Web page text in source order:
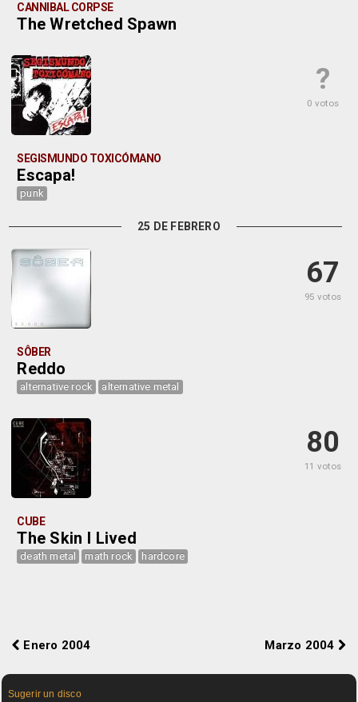
CANNIBAL CORPSE
The Wretched Spawn
?
0 votos
SEGISMUNDO TOXICÓMANO
Escapa!
punk
25 DE FEBRERO
67
95 votos
SÔBER
Reddo
alternative rock alternative metal
80
11 votos
CUBE
The Skin I Lived
death metal math rock hardcore
Enero 2004 Marzo 2004
Sugerir un disco